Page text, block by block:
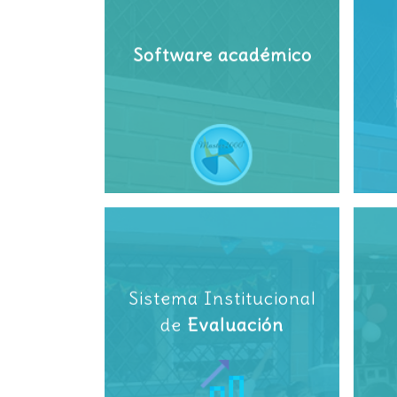
Software académico
Sistema Institucional
de Evaluación